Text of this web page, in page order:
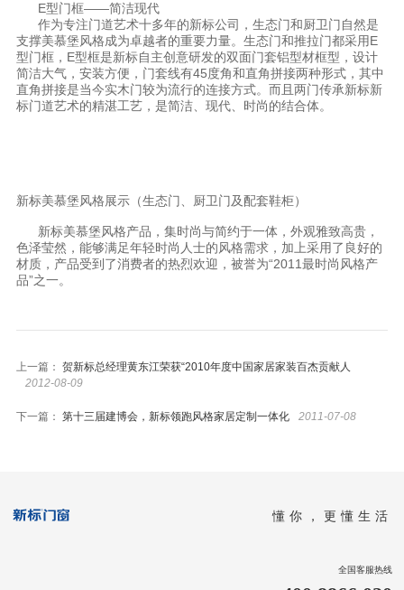
E型门框——简洁现代
作为专注门道艺术十多年的新标公司，生态门和厨卫门自然是
支撑美慕堡风格成为卓越者的重要力量。生态门和推拉门都采用E
型门框，E型框是新标自主创意研发的双面门套铝型材框型，设计
简洁大气，安装方便，门套线有45度角和直角拼接两种形式，其中
直角拼接是当今实木门较为流行的连接方式。而且两门传承新标新
标门道艺术的精湛工艺，是简洁、现代、时尚的结合体。
新标美慕堡风格展示（生态门、厨卫门及配套鞋柜）
新标美慕堡风格产品，集时尚与简约于一体，外观雅致高贵，
色泽莹然，能够满足年轻时尚人士的风格需求，加上采用了良好的
材质，产品受到了消费者的热烈欢迎，被誉为“2011最时尚风格产
品”之一。
上一篇： 贺新标总经理黄东江荣获“2010年度中国家居家装百杰贡献人
2012-08-09
下一篇： 第十三届建博会，新标领跑风格家居定制一体化 2011-07-08
懂你，更懂生活
全国客服热线